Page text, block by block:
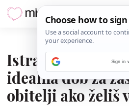
Istraživanje
idealna dob za
obitelji ako želiš
Sign in